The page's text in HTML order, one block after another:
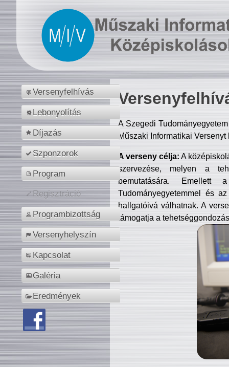
Versenyfelhívás
Lebonyolítás
Díjazás
Szponzorok
Program
Regisztráció
Programbizottság
Versenyhelyszín
Kapcsolat
Galéria
Eredmények
A Szegedi
Műszaki Informatikai
A verseny célja: A
szervezése, melyen a
bemutatására. Emellett
Tudományegyetemmel és
hallgatóivá válhatnak. A
támogatja a